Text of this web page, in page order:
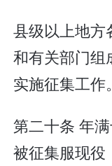
县级以上地方
和有关部门组
实施征集工作。
第二十条 年
被征集服现役